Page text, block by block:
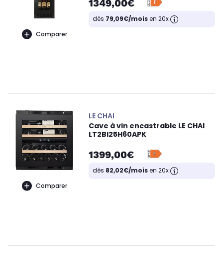
Comparer
1349,00€
dès 79,09€/moisen 20x
Comparer
LE CHAI
Cave à vin encastrable LE CHAI
LT2BI25H60APK
1399,00€
dès 82,02€/moisen 20x